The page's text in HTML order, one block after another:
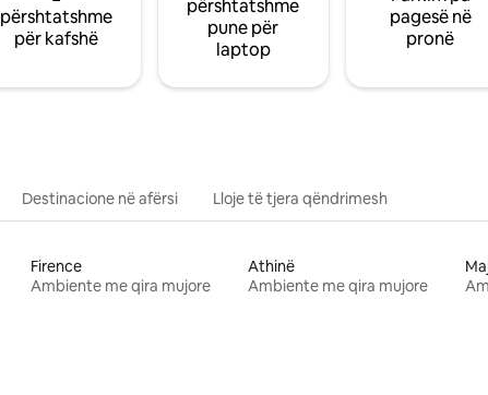
përshtatshme
për kafshë
përshtatshme
pune për
laptop
pagesë në
pronë
Destinacione në afërsi Lloje të tjera qëndrimesh
Firence
Ambiente me qira mujore
Athinë
Ambiente me qira mujore